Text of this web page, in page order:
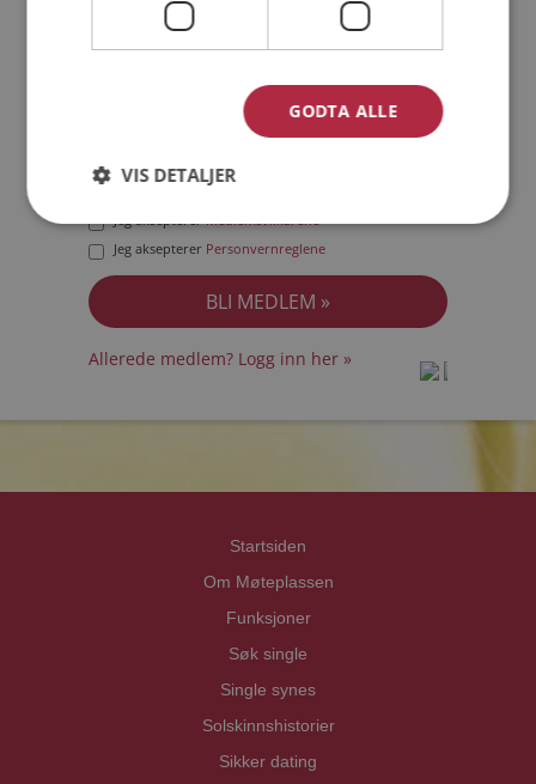
Jeg akseptererMedlemsvilkårene
Jeg aksepterer Personvernreglene
Allerede medlem? Logg inn her »
Startsiden
Om Møteplassen
Funksjoner
Søk single
Single synes
Solskinnshistorier
Sikker dating
GODTA ALLE
VIS DETALJER